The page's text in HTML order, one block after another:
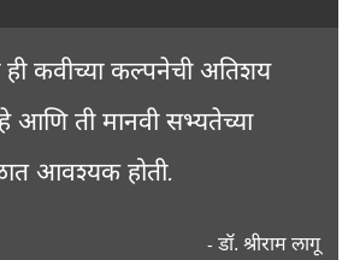
ही कवीच्या कल्पनेची अतिशय
आणि ती मानवी सभ्यतेच्या
आवश्यक होती.
- डॉ. श्रीराम लागू